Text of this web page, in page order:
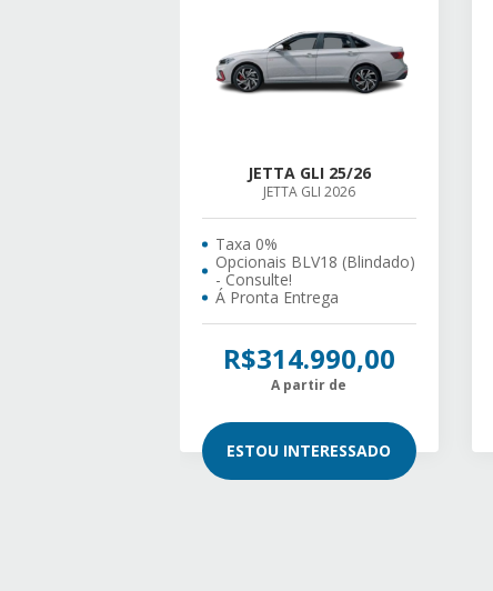
JETTA GLI 25/26
JETTA GLI 2026
Taxa 0%
Opcionais BLV18 (Blindado)
- Consulte!
Á Pronta Entrega
R$314.990,00
A partir de
ESTOU INTERESSADO